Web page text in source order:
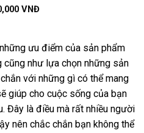
VNĐ
ưu điểm của sản phẩm
như lựa chọn những sản
với những gì có thể mang
giúp cho cuộc sống của bạn
Đây là điều mà rất nhiều người
nên chắc chắn bạn không thể